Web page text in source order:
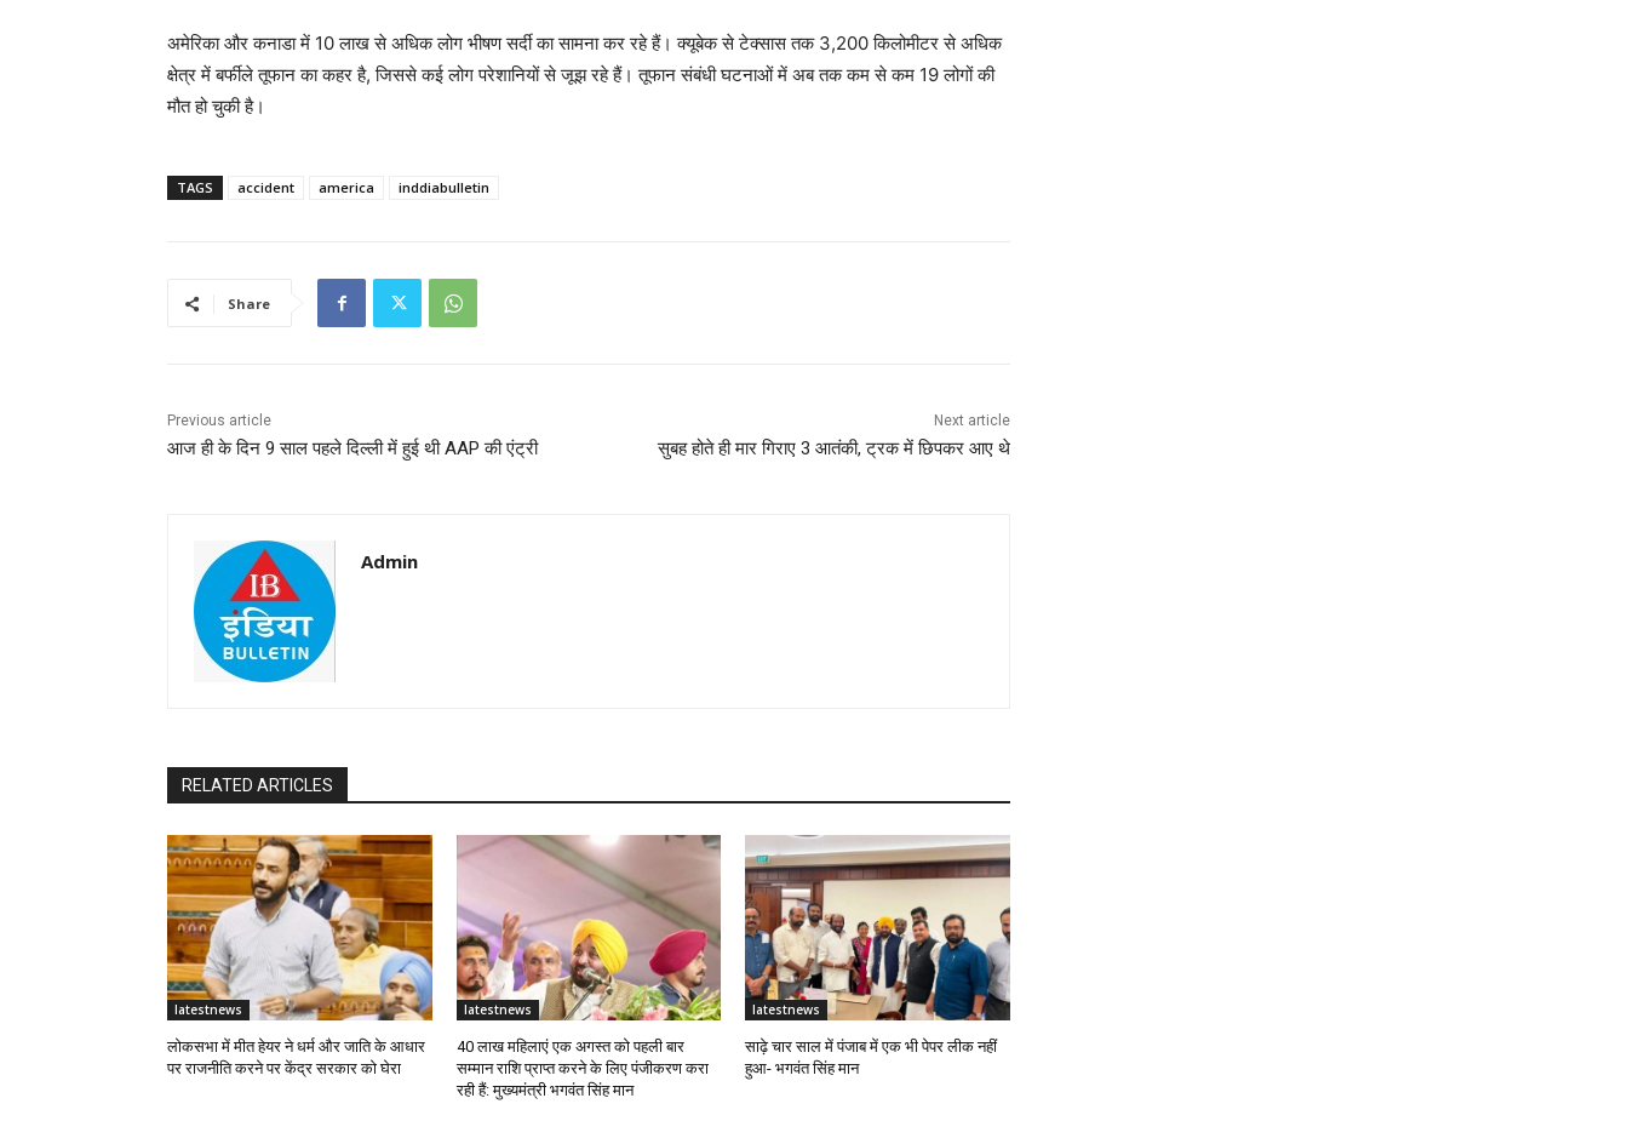
अमेरिका और कनाडा में 10 लाख से अधिक लोग भीषण सर्दी का सामना कर रहे हैं। क्यूबेक से टेक्सास तक 3,200 किलोमीटर से अधिक
क्षेत्र में बर्फीले तूफान का कहर है, जिससे कई लोग परेशानियों से जूझ रहे हैं। तूफान संबंधी घटनाओं में अब तक कम से कम 19 लोगों की
मौत हो चुकी है।
TAGS accident america inddiabulletin
Share
Previous article
आज ही के दिन 9 साल पहले दिल्ली में हुई थी AAP की एंट्री
Next article
सुबह होते ही मार गिराए 3 आतंकी, ट्रक में छिपकर आए थे
Admin
RELATED ARTICLES
latestnews
लोकसभा में मीत हेयर ने धर्म और जाति के आधार
पर राजनीति करने पर केंद्र सरकार को घेरा
latestnews
40 लाख महिलाएं एक अगस्त को पहली बार
सम्मान राशि प्राप्त करने के लिए पंजीकरण करा
रही हैं: मुख्यमंत्री भगवंत सिंह मान
latestnews
साढ़े चार साल में पंजाब में एक भी पेपर लीक नहीं
हुआ- भगवंत सिंह मान